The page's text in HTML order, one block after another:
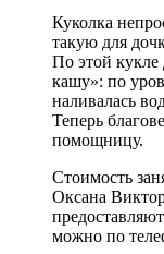
Куколка
такую для
По этой кукле
кашу»: по
наливалась
Теперь
помощницу.
Стоимость
Оксана
можно по